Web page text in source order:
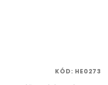
KÓD: HE0273